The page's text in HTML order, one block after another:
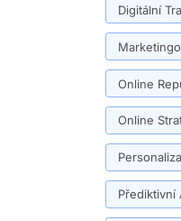
Digitální
Online
Online
Přediktivní